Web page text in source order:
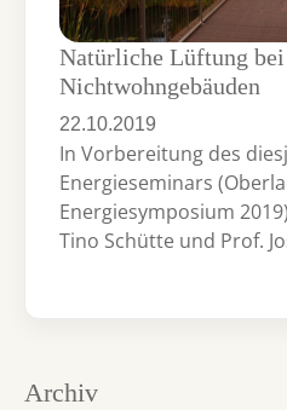
Natürliche Lüftung bei
Nichtwohngebäuden
22.10.2019
In Vorbereitung des
Energieseminars
Energiesymposium
Tino Schütte und Prof.
Archiv